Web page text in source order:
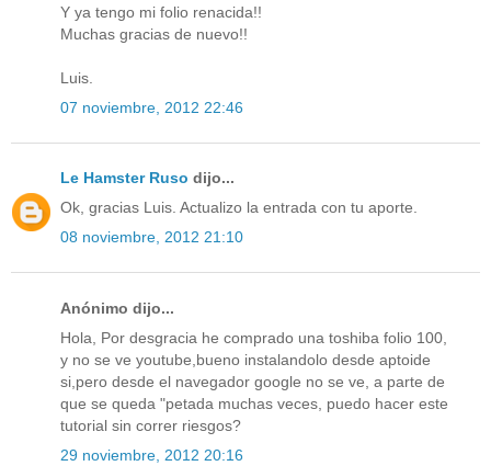
Y ya tengo mi folio renacida!!
Muchas gracias de nuevo!!
Luis.
07 noviembre, 2012 22:46
Le Hamster Ruso dijo...
Ok, gracias Luis. Actualizo la entrada con tu aporte.
08 noviembre, 2012 21:10
Anónimo dijo...
Hola, Por desgracia he comprado una toshiba folio 100,
y no se ve youtube,bueno instalandolo desde aptoide
si,pero desde el navegador google no se ve, a parte de
que se queda "petada muchas veces, puedo hacer este
tutorial sin correr riesgos?
29 noviembre, 2012 20:16